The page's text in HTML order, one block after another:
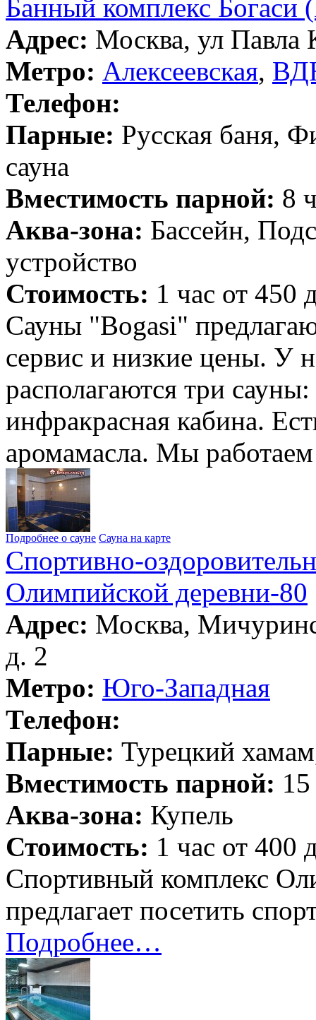
Банный комплекс Богаси
Адрес: Москва, ул Павла
Метро: Алексеевская,
Телефон:
Парные: Русская баня,
сауна
Вместимость парной: 8
Аква-зона: Бассейн,
устройство
Стоимость: 1 час от 450
Сауны "Bogasi"
сервис и низкие цены. У
располагаются три
инфракрасная кабина.
аромамасла. Мы
Подробнее о сауне Сауна на карте
Спортивно-
Олимпийской деревни-80
Адрес: Москва,
д. 2
Метро: Юго-Западная
Телефон:
Парные: Турецкий
Вместимость парной:
Аква-зона: Купель
Стоимость: 1 час от 400
Спортивный комплекс
предлагает посетить
Подробнее…